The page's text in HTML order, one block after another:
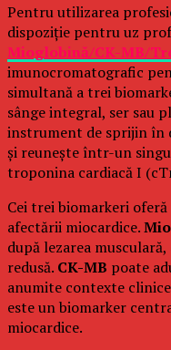
Pentru utilizarea
dispoziție pentru uz
Mioglobină/CK-MB/
imunocromatografic
simultană a trei
sânge integral, ser sau
instrument de sprijin în
și reunește într-un
troponina cardiacă I
Cei trei biomarkeri
afectării miocardice.
după lezarea
redusă. CK-MB poate
anumite contexte
este un biomarker
miocardice.